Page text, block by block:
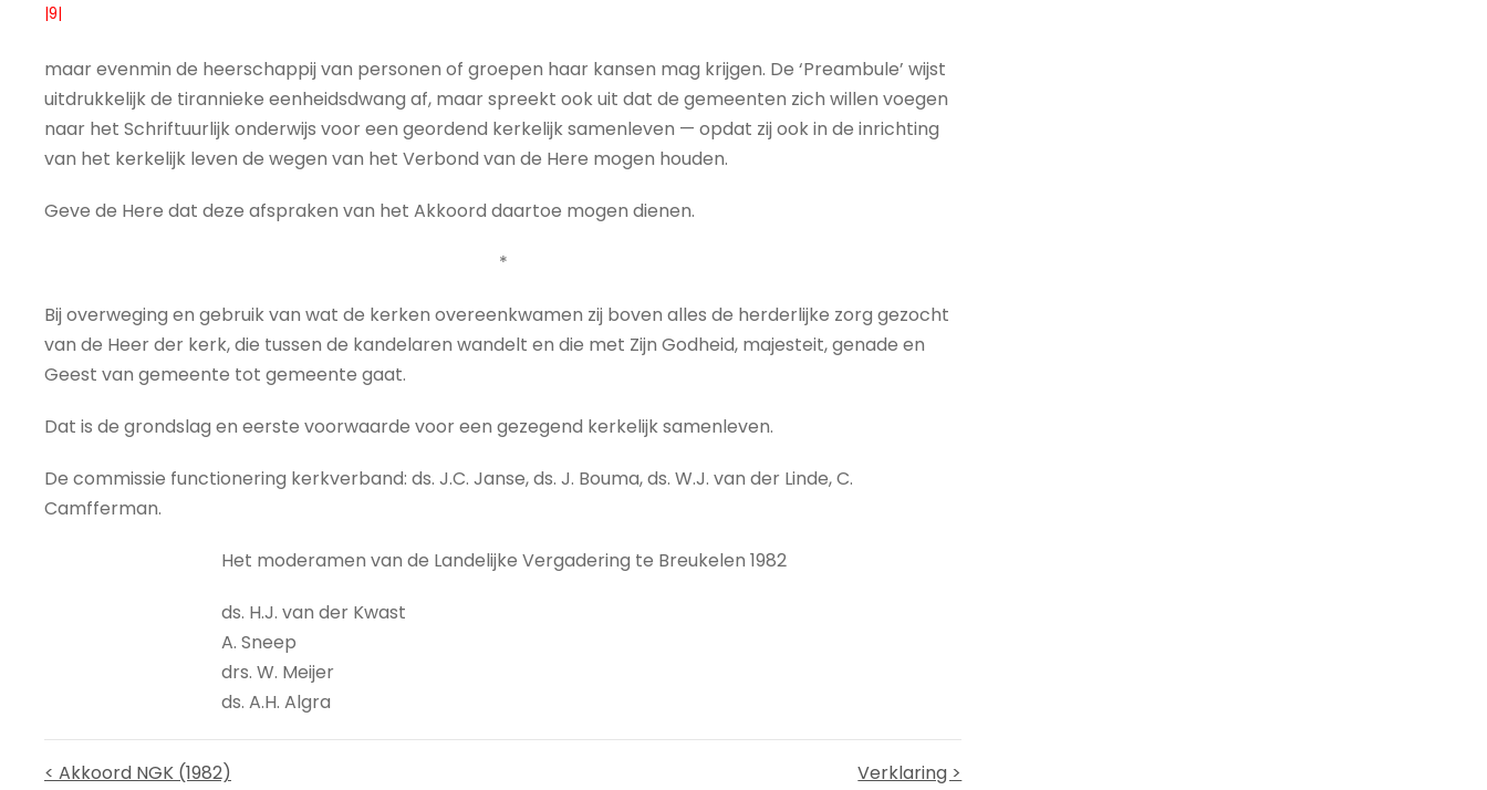
|9|
maar evenmin de heerschappij van personen of groepen haar kansen mag krijgen. De ‘Preambule’ wijst
uitdrukkelijk de tirannieke eenheidsdwang af, maar spreekt ook uit dat de gemeenten zich willen voegen
naar het Schriftuurlijk onderwijs voor een geordend kerkelijk samenleven — opdat zij ook in de inrichting
van het kerkelijk leven de wegen van het Verbond van de Here mogen houden.
Geve de Here dat deze afspraken van het Akkoord daartoe mogen dienen.
*
Bij overweging en gebruik van wat de kerken overeenkwamen zij boven alles de herderlijke zorg gezocht
van de Heer der kerk, die tussen de kandelaren wandelt en die met Zijn Godheid, majesteit, genade en
Geest van gemeente tot gemeente gaat.
Dat is de grondslag en eerste voorwaarde voor een gezegend kerkelijk samenleven.
De commissie functionering kerkverband: ds. J.C. Janse, ds. J. Bouma, ds. W.J. van der Linde, C.
Camfferman.
Het moderamen van de Landelijke Vergadering te Breukelen 1982
ds. H.J. van der Kwast
A. Sneep
drs. W. Meijer
ds. A.H. Algra
< Akkoord NGK (1982) Verklaring >